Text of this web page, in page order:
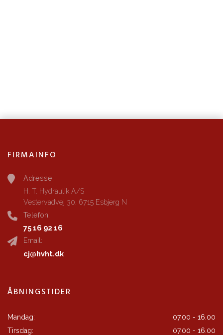
FIRMAINFO
Adresse:
H. T. Hydraulik A/S
Vestervadvej 30, 6715 Esbjerg N
Telefon:
75 16 92 16
Email:
cj@hvht.dk
ÅBNINGSTIDER
Mandag:
07.00 - 16.00
Tirsdag:
07.00 - 16.00